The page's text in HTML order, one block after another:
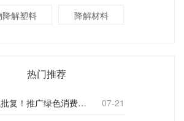
降解塑料 降解材料
热门推荐
国务院批复！推广绿色消费，引导使用环保可降解包装材料
07-21